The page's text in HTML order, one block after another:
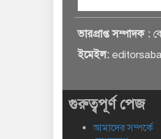
ভারপ্রাপ্ত সম্পাদক :
ইমেইল:
গুরুত্বপূর্ণ পেজ
আমাদের সম্পর্কে